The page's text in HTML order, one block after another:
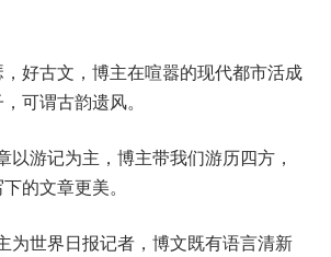
好古文，博主在喧嚣的现代都市活成
可谓古韵遗风。
游记为主，博主带我们游历四方，
的文章更美。
为世界日报记者，博文既有语言清新